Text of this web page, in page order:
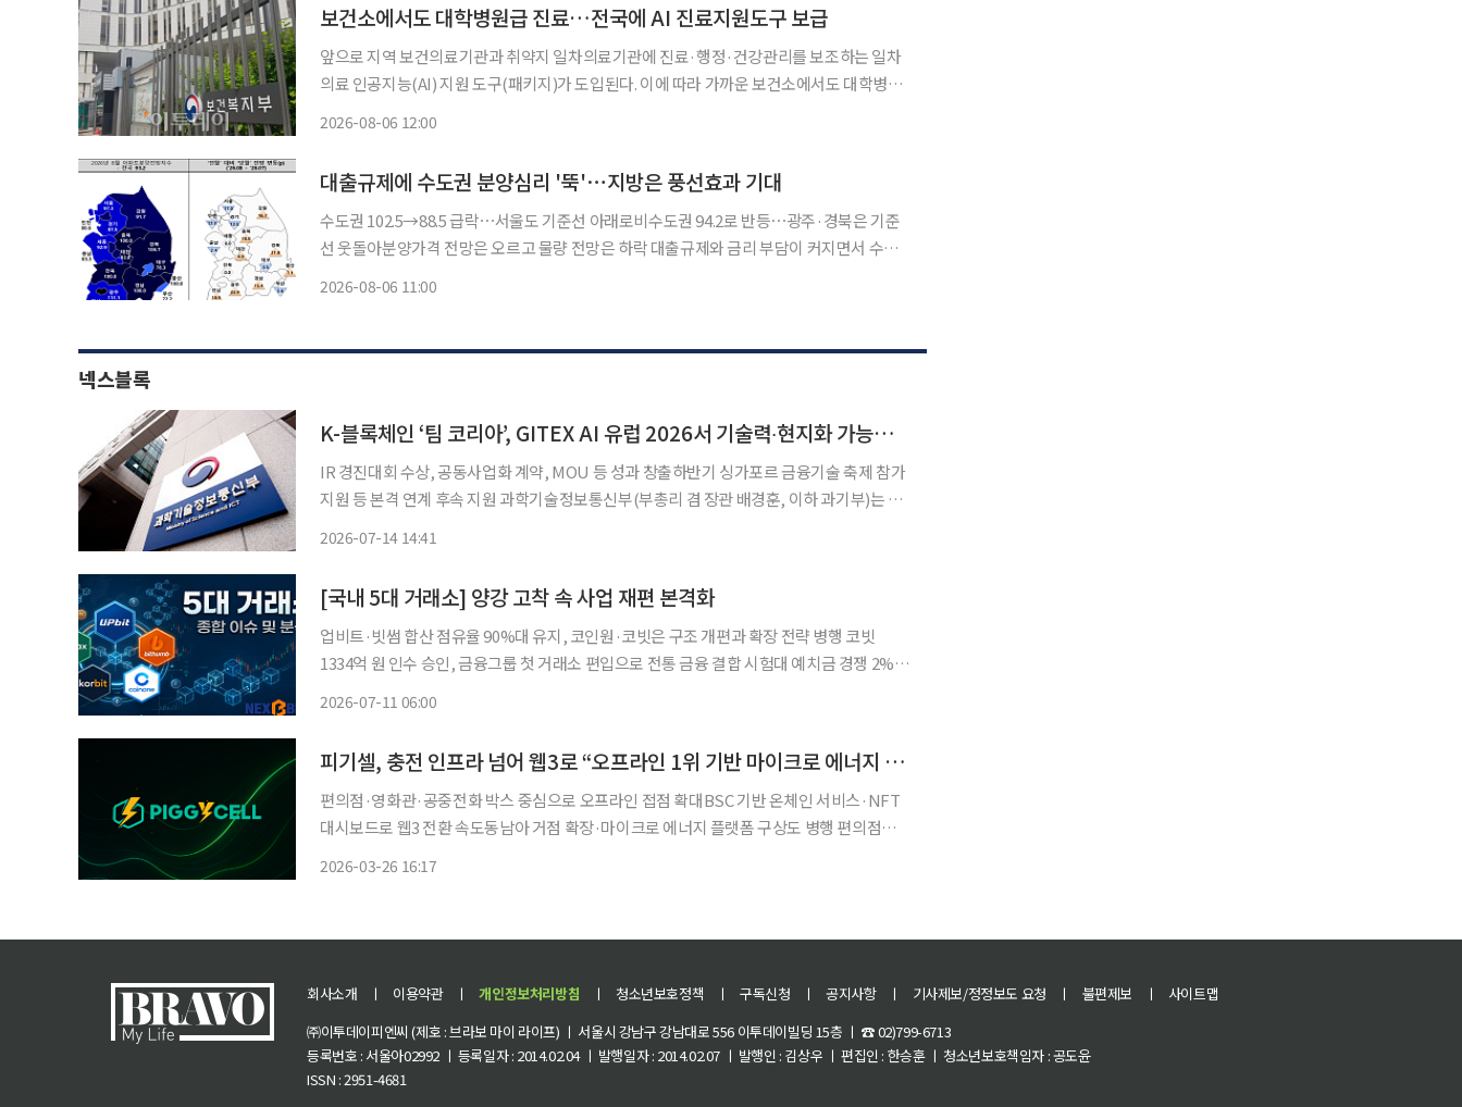
보건소에서도 대학병원급 진료…전국에 AI 진료지원도구 보급
앞으로 지역 보건의료기관과 취약지 일차의료기관에 진료·행정·건강관리를 보조하는 일차
의료 인공지능(AI) 지원 도구(패키지)가 도입된다. 이에 따라 가까운 보건소에서도 대학병원
2026-08-06 12:00
대출규제에 수도권 분양심리 '뚝'⋯지방은 풍선효과 기대
수도권 102.5→88.5 급락⋯서울도 기준선 아래로비수도권 94.2로 반등⋯광주·경북은 기준
선 웃돌아분양가격 전망은 오르고 물량 전망은 하락 대출규제와 금리 부담이 커지면서 수도
2026-08-06 11:00
넥스블록
K-블록체인 ‘팀 코리아’, GITEX AI 유럽 2026서 기술력∙현지화 가능성 확인
IR 경진대회 수상, 공동사업화 계약, MOU 등 성과 창출하반기 싱가포르 금융기술 축제 참가
지원 등 본격 연계 후속 지원 과학기술정보통신부(부총리 겸 장관 배경훈, 이하 과기부)는 국
2026-07-14 14:41
[국내 5대 거래소] 양강 고착 속 사업 재편 본격화
업비트·빗썸 합산 점유율 90%대 유지, 코인원·코빗은 구조 개편과 확장 전략 병행 코빗
1334억 원 인수 승인, 금융그룹 첫 거래소 편입으로 전통 금융 결합 시험대 예치금 경쟁 2%대
2026-07-11 06:00
피기셀, 충전 인프라 넘어 웹3로 “오프라인 1위 기반 마이크로 에너지 플랫폼 도전”
편의점·영화관·공중전화 박스 중심으로 오프라인 접점 확대BSC 기반 온체인 서비스·NFT
대시보드로 웹3 전환 속도동남아 거점 확장·마이크로 에너지 플랫폼 구상도 병행 편의점과
2026-03-26 16:17
회사소개 ㅣ 이용약관 ㅣ 개인정보처리방침 ㅣ 청소년보호정책 ㅣ 구독신청 ㅣ 공지사항 ㅣ 기사제보/정정보도 요청 ㅣ 불편제보 ㅣ
사이트맵
㈜이투데이피엔씨 (제호 : 브라보 마이 라이프) ㅣ 서울시 강남구 강남대로 556 이투데이빌딩 15층 ㅣ ☎ 02)799-6713
등록번호 : 서울아02992 ㅣ 등록일자 : 2014.02.04 ㅣ 발행일자 : 2014.02.07 ㅣ 발행인 : 김상우 ㅣ 편집인 : 한승훈 ㅣ 청소년보호책임자 : 공도윤
ISSN : 2951-4681